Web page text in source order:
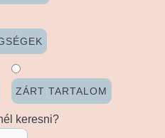
ZÁRT TARTALOM
keresni?